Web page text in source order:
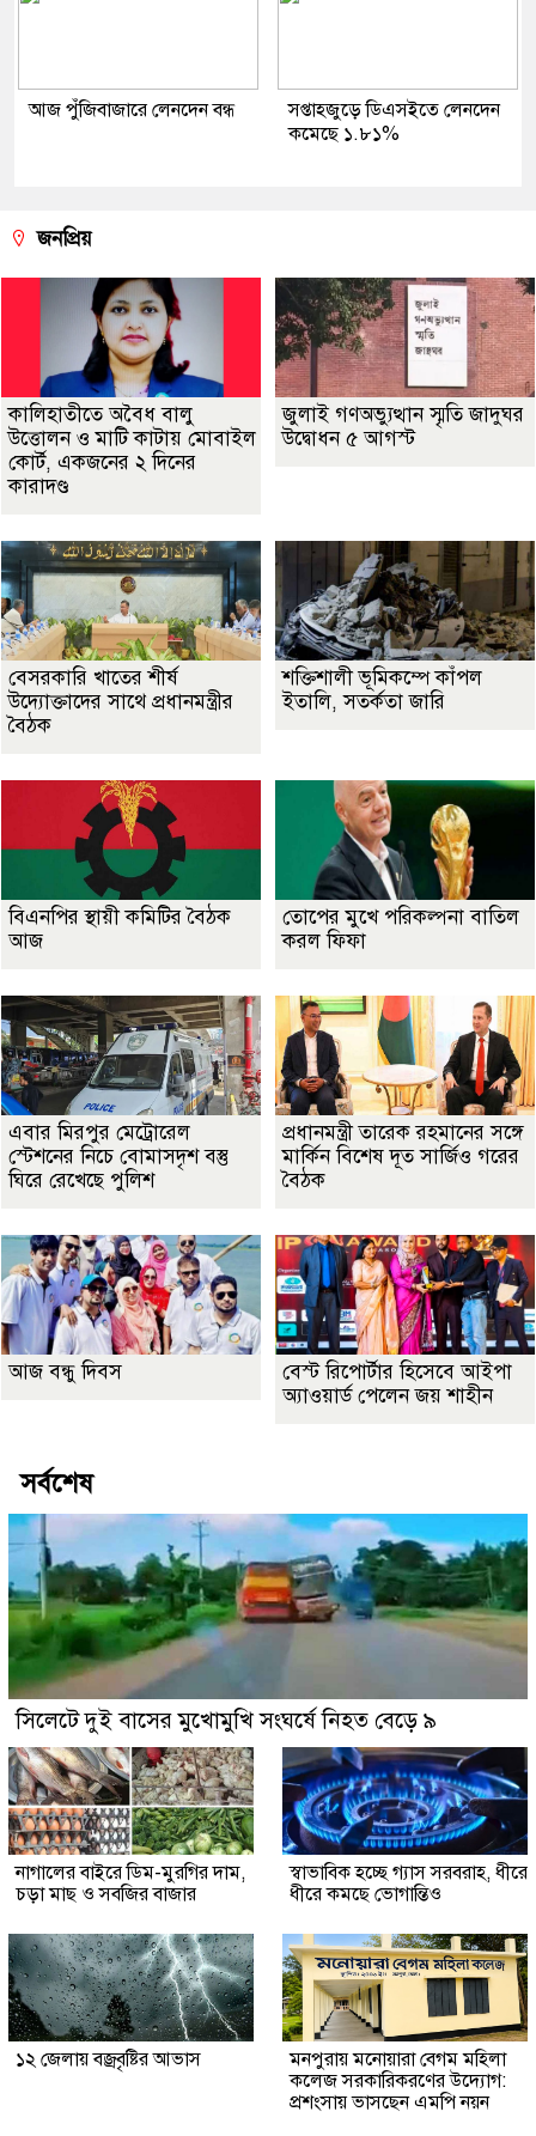
আজ পুঁজিবাজারে লেনদেন বন্ধ
সপ্তাহজুড়ে ডিএসইতে লেনদেন
কমেছে ১.৮১%
জনপ্রিয়
কালিহাতীতে অবৈধ বালু
উত্তোলন ও মাটি কাটায় মোবাইল
কোর্ট, একজনের ২ দিনের
কারাদণ্ড
জুলাই গণঅভ্যুত্থান স্মৃতি জাদুঘর
উদ্বোধন ৫ আগস্ট
বেসরকারি খাতের শীর্ষ
উদ্যোক্তাদের সাথে প্রধানমন্ত্রীর
বৈঠক
শক্তিশালী ভূমিকম্পে কাঁপল
ইতালি, সতর্কতা জারি
বিএনপির স্থায়ী কমিটির বৈঠক
আজ
তোপের মুখে পরিকল্পনা বাতিল
করল ফিফা
এবার মিরপুর মেট্রোরেল
স্টেশনের নিচে বোমাসদৃশ বস্তু
ঘিরে রেখেছে পুলিশ
প্রধানমন্ত্রী তারেক রহমানের সঙ্গে
মার্কিন বিশেষ দূত সার্জিও গরের
বৈঠক
আজ বন্ধু দিবস
বেস্ট রিপোর্টার হিসেবে আইপা
অ্যাওয়ার্ড পেলেন জয় শাহীন
সর্বশেষ
সিলেটে দুই বাসের মুখোমুখি সংঘর্ষে নিহত বেড়ে ৯
নাগালের বাইরে ডিম-মুরগির দাম,
চড়া মাছ ও সবজির বাজার
স্বাভাবিক হচ্ছে গ্যাস সরবরাহ, ধীরে
ধীরে কমছে ভোগান্তিও
১২ জেলায় বজ্রবৃষ্টির আভাস
মনপুরায় মনোয়ারা বেগম মহিলা
কলেজ সরকারিকরণের উদ্যোগ:
প্রশংসায় ভাসছেন এমপি নয়ন